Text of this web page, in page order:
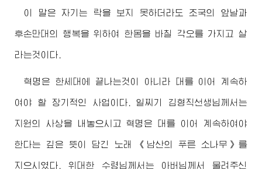
이 말은 자기는 락을 보지 못하더라도 조국의 앞날과
후손만대의 행복을 위하여 한몸을 바칠 각오를 가지고 살
라는것이다.
혁명은 한세대에 끝나는것이 아니라 대를 이어 계속하
여야 할 장기적인 사업이다. 일찌기 김형직선생님께서는
지원의 사상을 내놓으시고 혁명은 대를 이어 계속하여야
한다는 깊은 뜻이 담긴 노래 《남산의 푸른 소나무》를
지으시였다. 위대한 수령님께서 는 아버님께서 물려주신